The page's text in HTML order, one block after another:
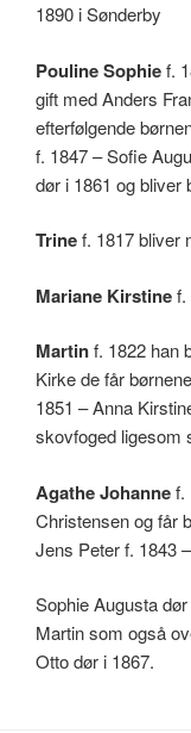
l
v
ø
d
e
b
y
1890 i Sønderby
Pouline Sophief.
gift med Anders
efterfølgende
f. 1847 – Sofie
dør i 1861 og bliver
Trinef. 1817 bliver
Mariane Kirstinef.
Martinf. 1822 han
Kirke de får
1851 – Anna
skovfoged ligesom
Agathe Johannef.
Christensen og får
Jens Peter f. 1843
Sophie Augusta
Martin som også
Otto dør i 1867.